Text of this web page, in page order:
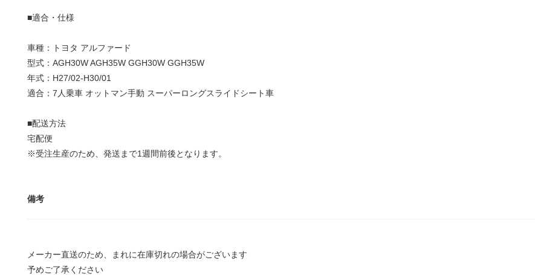
■適合・仕様
車種：トヨタ アルファード
型式：AGH30W AGH35W GGH30W GGH35W
年式：H27/02-H30/01
適合：7人乗車 オットマン手動 スーパーロングスライドシート車
■配送方法
宅配便
※受注生産のため、発送まで1週間前後となります。
備考
メーカー直送のため、まれに在庫切れの場合がございます
予めご了承ください